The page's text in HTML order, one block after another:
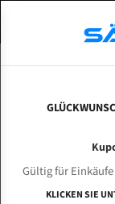
HELI
ABOUTS
ENGLISH
Bi-Metall Meterware
Fleischerei
Gültig für
KLICKEN SIE